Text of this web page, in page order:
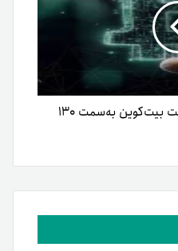
تشکیل الگوی گاد کندل و حرکت بیت‌کوین به‌سمت ۱۳۰